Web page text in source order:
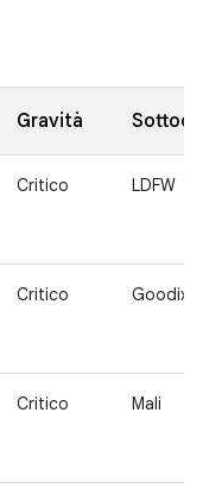
Gravità
Critico LDFW
Critico Goodix
Critico Mali